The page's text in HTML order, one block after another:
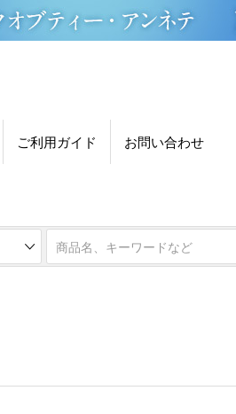
ご利用ガイド お問い合わせ